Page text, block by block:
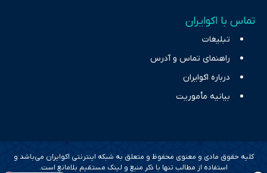
تماس با اکوایران
تبلیغات
راهنمای تماس و آدرس
درباره اکوایران
بیانیه مأموریت
کلیه حقوق مادی و معنوی محفوظ و متعلق به شبکه اینترنتی اکوایران می‌باشد و
استفاده از مطالب تنها با ذکر منبع و لینک مستقیم بلامانع است.